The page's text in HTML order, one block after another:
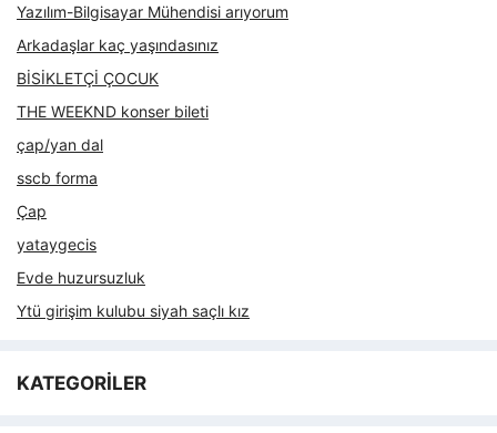
Yazılım-Bilgisayar Mühendisi arıyorum
Arkadaşlar kaç yaşındasınız
BİSİKLETÇİ ÇOCUK
THE WEEKND konser bileti
çap/yan dal
sscb forma
Çap
yataygecis
Evde huzursuzluk
Ytü girişim kulubu siyah saçlı kız
KATEGORİLER